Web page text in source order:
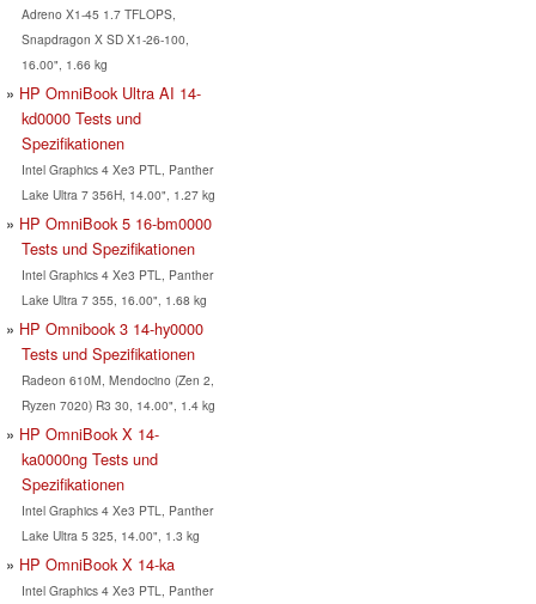
Adreno X1-45 1.7 TFLOPS,
Snapdragon X SD X1-26-100,
16.00", 1.66 kg
HP OmniBook Ultra AI 14-
kd0000 Tests und
Spezifikationen
Intel Graphics 4 Xe3 PTL, Panther
Lake Ultra 7 356H, 14.00", 1.27 kg
HP OmniBook 5 16-bm0000
Tests und Spezifikationen
Intel Graphics 4 Xe3 PTL, Panther
Lake Ultra 7 355, 16.00", 1.68 kg
HP Omnibook 3 14-hy0000
Tests und Spezifikationen
Radeon 610M, Mendocino (Zen 2,
Ryzen 7020) R3 30, 14.00", 1.4 kg
HP OmniBook X 14-
ka0000ng Tests und
Spezifikationen
Intel Graphics 4 Xe3 PTL, Panther
Lake Ultra 5 325, 14.00", 1.3 kg
HP OmniBook X 14-ka
Intel Graphics 4 Xe3 PTL, Panther